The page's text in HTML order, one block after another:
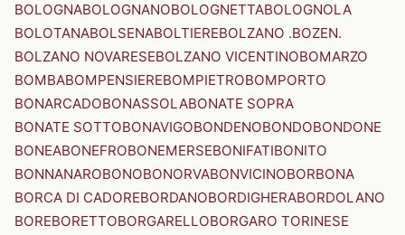
BOLOGNABOLOGNANOBOLOGNETTABOLOGNOLA
BOLOTANABOLSENABOLTIEREBOLZANO .BOZEN.
BOLZANO NOVARESEBOLZANO VICENTINOBOMARZO
BOMBABOMPENSIEREBOMPIETROBOMPORTO
BONARCADOBONASSOLABONATE SOPRA
BONATE SOTTOBONAVIGOBONDENOBONDOBONDONE
BONEABONEFROBONEMERSEBONIFATIBONITO
BONNANAROBONOBONORVABONVICINOBORBONA
BORCA DI CADOREBORDANOBORDIGHERABORDOLANO
BOREBORETTOBORGARELLOBORGARO TORINESE